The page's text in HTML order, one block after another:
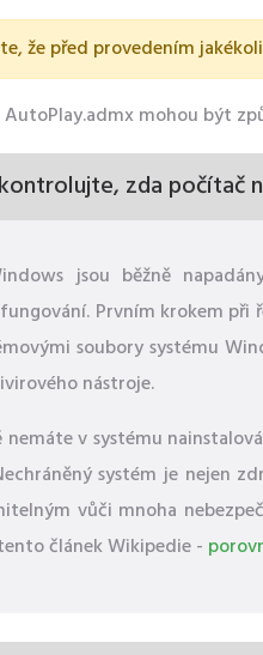
že před provedením
AutoPlay.admx mohou být
zda počítač
jsou běžně
Prvním krokem při
soubory systému
nástroje.
nemáte v systému
systém je nejen
vůči mnoha
článek Wikipedie -